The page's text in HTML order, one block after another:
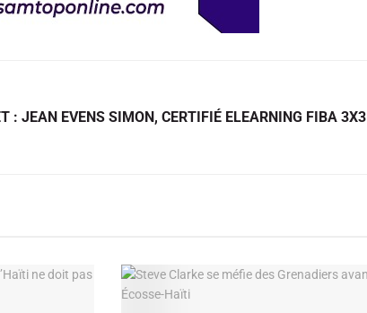
: JEAN EVENS SIMON, CERTIFIÉ ELEARNING FIBA 3X3